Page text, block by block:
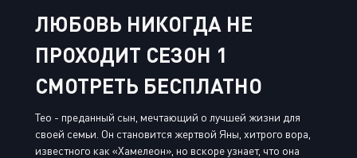
ЛЮБОВЬ НИКОГДА НЕ
ПРОХОДИТ СЕЗОН 1
СМОТРЕТЬ БЕСПЛАТНО
Тео - преданный сын, мечтающий о лучшей жизни для
своей семьи. Он становится жертвой Яны, хитрого вора,
известного как «Хамелеон», но вскоре узнает, что она